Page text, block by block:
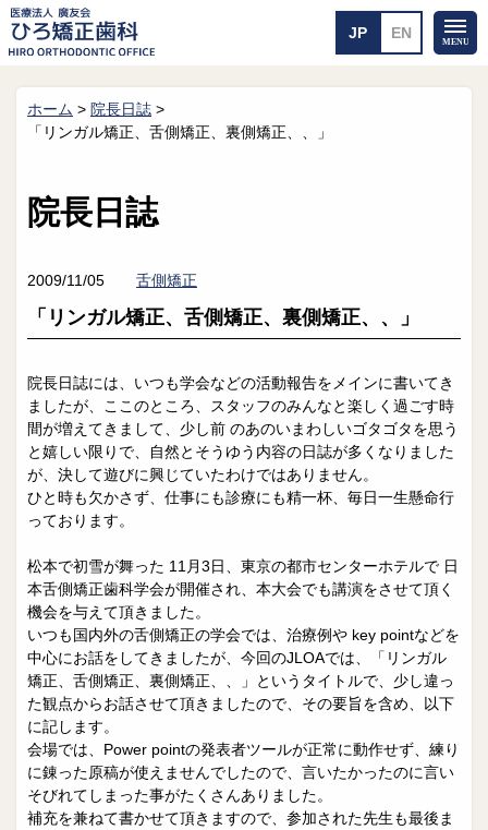
ホーム
院長紹介
院内探検
矯正治療のリスク よくあるご質問
メール送信 相談室
皆さんの声 求人
院長日誌 治療相談
0263-54-6622
MAILはこちら
ホーム > 院長日誌 >
「リンガル矯正、舌側矯正、裏側矯正、、」
院長日誌
2009/11/05 舌側矯正
「リンガル矯正、舌側矯正、裏側矯正、、」
院長日誌には、いつも学会などの活動報告をメインに書いてき
ましたが、ここのところ、スタッフのみんなと楽しく過ごす時
間が増えてきまして、少し前 のあのいまわしいゴタゴタを思う
と嬉しい限りで、自然とそうゆう内容の日誌が多くなりました
が、決して遊びに興じていたわけではありません。
ひと時も欠かさず、仕事にも診療にも精一杯、毎日一生懸命行
っております。
松本で初雪が舞った 11月3日、東京の都市センターホテルで 日
本舌側矯正歯科学会が開催され、本大会でも講演をさせて頂く
機会を与えて頂きました。
いつも国内外の舌側矯正の学会では、治療例や key pointなどを
中心にお話をしてきましたが、今回のJLOAでは、「リンガル
矯正、舌側矯正、裏側矯正、、」というタイトルで、少し違っ
た観点からお話させて頂きましたので、その要旨を含め、以下
に記します。
会場では、Power pointの発表者ツールが正常に動作せず、練り
に錬った原稿が使えませんでしたので、言いたかったのに言い
そびれてしまった事がたくさんありました。
補充を兼ねて書かせて頂きますので、参加された先生も最後ま